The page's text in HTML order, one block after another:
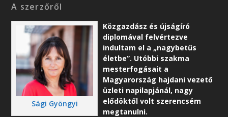
A szerzőről
Sági Gyöngyi
Közgazdász és újságíró
diplomával felvértezve
indultam el a „nagybetűs
életbe”. Utóbbi szakma
mesterfogásait a
Magyarország hajdani vezető
üzleti napilapjánál, nagy
elődöktől volt szerencsém
megtanulni.